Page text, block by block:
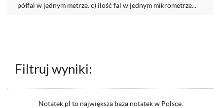
półfal w jednym metrze. c) ilość fal w jednym mikrometrze...
Filtruj wyniki:
Notatek.pl to największa baza notatek w Polsce.